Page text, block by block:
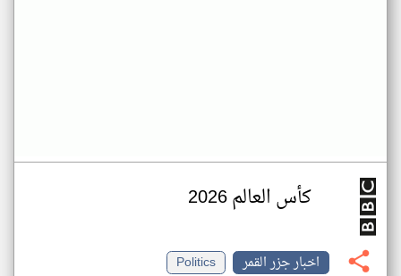
كأس العالم 2026
اخبار جزر القمر
Politics